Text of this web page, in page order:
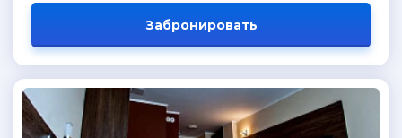
Забронировать